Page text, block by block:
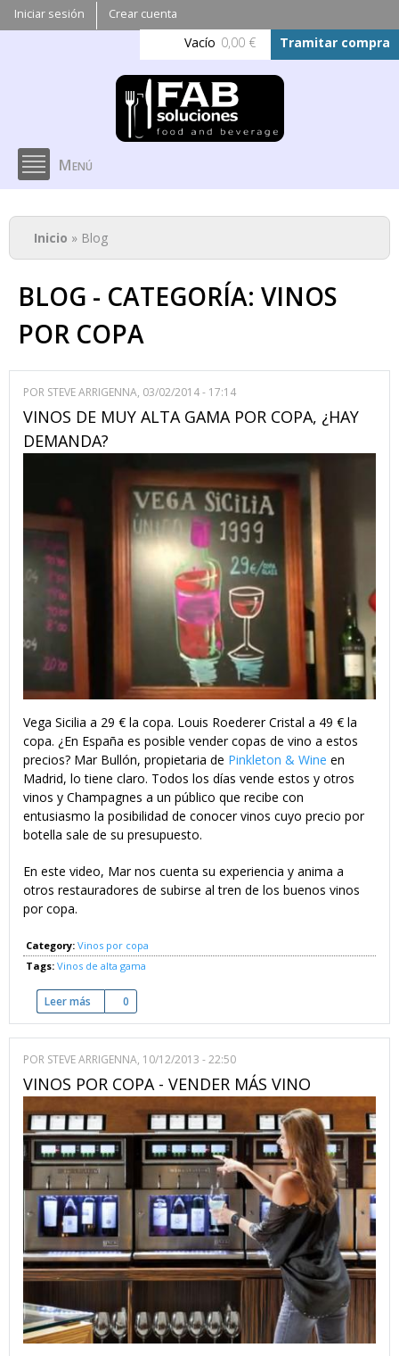
Pasar al
contenido
principal
Iniciar sesión Crear cuenta
Vacío 0,00 € Tramitar compra
Menú
Se encuentra usted aquí
Inicio » Blog
BLOG - CATEGORÍA: VINOS
POR COPA
POR STEVE ARRIGENNA, 03/02/2014 - 17:14
VINOS DE MUY ALTA GAMA POR COPA, ¿HAY
DEMANDA?
Vega Sicilia a 29 € la copa. Louis Roederer Cristal a 49 € la
copa. ¿En España es posible vender copas de vino a estos
precios? Mar Bullón, propietaria de Pinkleton & Wine en
Madrid, lo tiene claro. Todos los días vende estos y otros
vinos y Champagnes a un público que recibe con
entusiasmo la posibilidad de conocer vinos cuyo precio por
botella sale de su presupuesto.
En este video, Mar nos cuenta su experiencia y anima a
otros restauradores de subirse al tren de los buenos vinos
por copa.
Category: Vinos por copa
Tags: Vinos de alta gama
Leer más sobre Vinos de muy alta gama por copa, ¿Hay demanda?
0
POR STEVE ARRIGENNA, 10/12/2013 - 22:50
VINOS POR COPA - VENDER MÁS VINO